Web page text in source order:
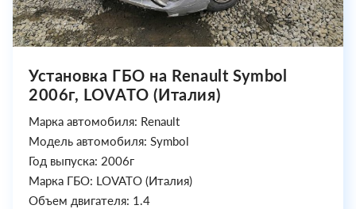
Установка ГБО на Renault Symbol
2006г, LOVATO (Италия)
Марка автомобиля: Renault
Модель автомобиля: Symbol
Год выпуска: 2006г
Марка ГБО: LOVATO (Италия)
Объем двигателя: 1.4